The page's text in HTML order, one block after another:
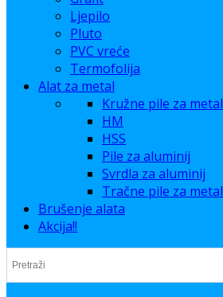
Ljepilo
Pluto
PVC vreće
Termofolija
Alat za metal
Kružne pile za metal
HM
HSS
Pile za aluminij
Svrdla za aluminij
Tračne pile za metal
Brušenje alata
Akcija!!